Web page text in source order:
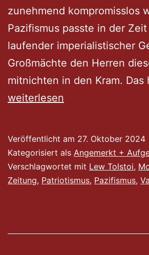
zunehmend kompromisslos
Pazifismus passte in der
laufender imperialistischer
Großmächte den Herren
mitnichten in den Kram. Das
weiterlesen
Veröffentlicht am 27. Oktober 2024
Kategorisiert als Angemerkt +
Verschlagwortet mit Lew Tolstoi,
Zeitung, Patriotismus, Pazifismus,